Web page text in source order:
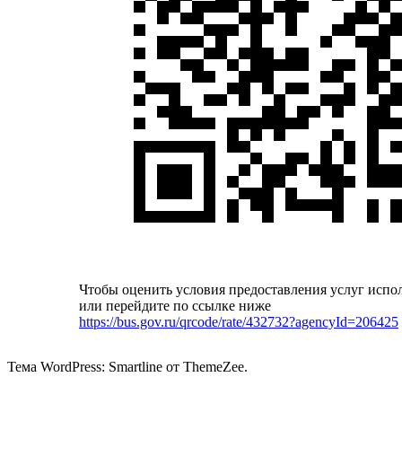
Чтобы оценить условия предоставления услуг
или перейдите по ссылке ниже
https://bus.gov.ru/qrcode/rate/432732?agencyId=206425
Тема WordPress: Smartline от ThemeZee.